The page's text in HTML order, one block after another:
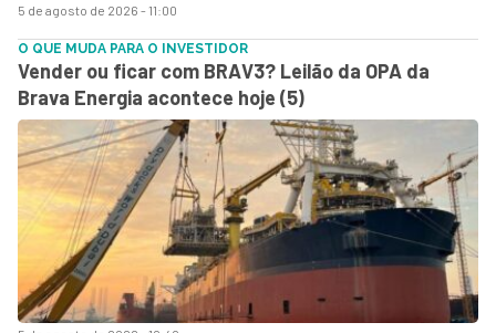
5 de agosto de 2026 - 11:00
O QUE MUDA PARA O INVESTIDOR
Vender ou ficar com BRAV3? Leilão da OPA da
Brava Energia acontece hoje (5)